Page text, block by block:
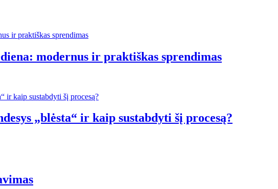
modernus ir praktiškas sprendimas
„blėsta“ ir kaip sustabdyti šį procesą?